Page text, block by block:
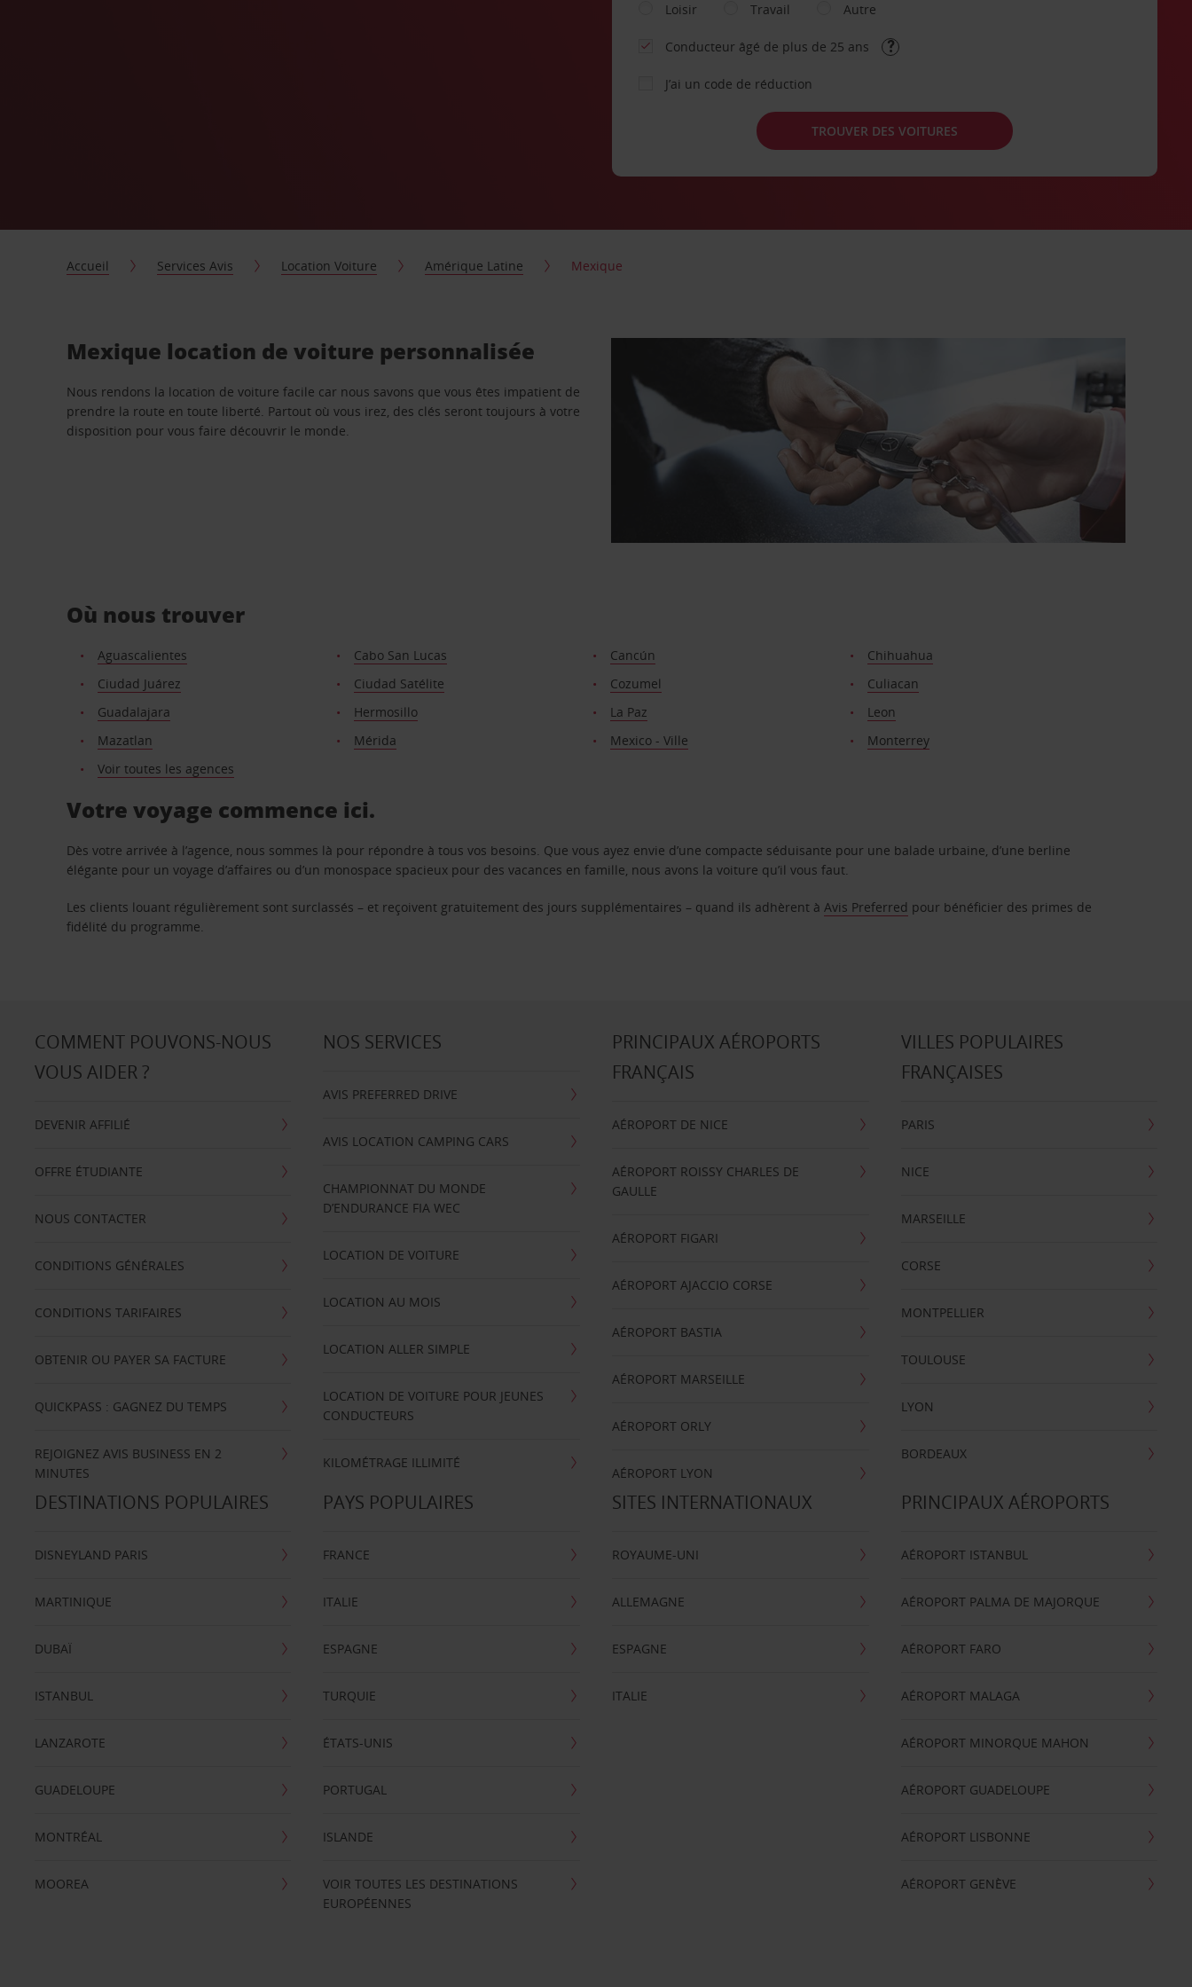
Loisir
Travail Autre
Conducteur âgé de plus de 25 ans
J’ai un code de réduction
TROUVER DES VOITURES
Accueil Services Avis Location Voiture Amérique Latine Mexique
Mexique location de voiture personnalisée
Nous rendons la location de voiture facile car nous savons que vous êtes impatient de
prendre la route en toute liberté. Partout où vous irez, des clés seront toujours à votre
disposition pour vous faire découvrir le monde.
Où nous trouver
Aguascalientes Cabo San Lucas Cancún
Chihuahua
Ciudad Juárez
Ciudad Satélite Cozumel
Culiacan
Guadalajara
Hermosillo La Paz
Leon
Mazatlan
Mérida Mexico - Ville
Monterrey
Voir toutes les agences
Votre voyage commence ici.
Dès votre arrivée à l’agence, nous sommes là pour répondre à tous vos besoins. Que vous ayez envie d’une compacte séduisante pour une balade urbaine, d’une berline
élégante pour un voyage d’affaires ou d’un monospace spacieux pour des vacances en famille, nous avons la voiture qu’il vous faut.
Les clients louant régulièrement sont surclassés – et reçoivent gratuitement des jours supplémentaires – quand ils adhèrent àAvis Preferred pour bénéficier des primes de
fidélité du programme.
COMMENT POUVONS-NOUS
VOUS AIDER ?
DEVENIR AFFILIÉ
OFFRE ÉTUDIANTE
NOUS CONTACTER
CONDITIONS GÉNÉRALES
CONDITIONS TARIFAIRES
OBTENIR OU PAYER SA FACTURE
QUICKPASS : GAGNEZ DU TEMPS
REJOIGNEZ AVIS BUSINESS EN 2
MINUTES
NOS SERVICES
AVIS PREFERRED DRIVE
AVIS LOCATION CAMPING CARS
CHAMPIONNAT DU MONDE
D’ENDURANCE FIA WEC
LOCATION DE VOITURE
LOCATION AU MOIS
LOCATION ALLER SIMPLE
LOCATION DE VOITURE POUR JEUNES
CONDUCTEURS
KILOMÉTRAGE ILLIMITÉ
PRINCIPAUX AÉROPORTS
FRANÇAIS
AÉROPORT DE NICE
AÉROPORT ROISSY CHARLES DE
GAULLE
AÉROPORT FIGARI
AÉROPORT AJACCIO CORSE
AÉROPORT BASTIA
AÉROPORT MARSEILLE
AÉROPORT ORLY
AÉROPORT LYON
VILLES POPULAIRES
FRANÇAISES
PARIS
NICE
MARSEILLE
CORSE
MONTPELLIER
TOULOUSE
LYON
BORDEAUX
DESTINATIONS POPULAIRES
DISNEYLAND PARIS
MARTINIQUE
DUBAÏ
ISTANBUL
LANZAROTE
GUADELOUPE
MONTRÉAL
MOOREA
PAYS POPULAIRES
FRANCE
ITALIE
ESPAGNE
TURQUIE
ÉTATS-UNIS
PORTUGAL
ISLANDE
VOIR TOUTES LES DESTINATIONS
EUROPÉENNES
SITES INTERNATIONAUX
ROYAUME-UNI
ALLEMAGNE
ESPAGNE
ITALIE
PRINCIPAUX AÉROPORTS
AÉROPORT ISTANBUL
AÉROPORT PALMA DE MAJORQUE
AÉROPORT FARO
AÉROPORT MALAGA
AÉROPORT MINORQUE MAHON
AÉROPORT GUADELOUPE
AÉROPORT LISBONNE
AÉROPORT GENÈVE